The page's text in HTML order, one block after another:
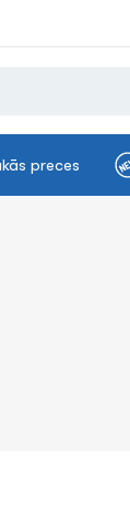
preces